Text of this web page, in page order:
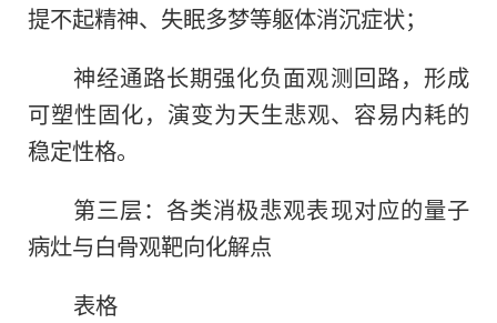
提不起精神、失眠多梦等躯体消沉症状；
神经通路长期强化负面观测回路，形成
可塑性固化，演变为天生悲观、容易内耗的
稳定性格。
第三层：各类消极悲观表现对应的量子
病灶与白骨观靶向化解点
表格